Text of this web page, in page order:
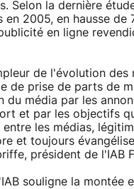
Selon la dernière
2005, en hausse de
en ligne
de l'évolution
de prise de parts de
du média par les
et par les objectifs
les médias,
et toujours
président de l'IAB
souligne la montée